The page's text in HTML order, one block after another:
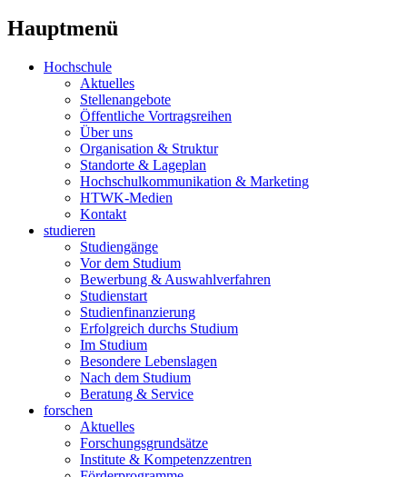
Hauptmenü
Hochschule
Aktuelles
Stellenangebote
Öffentliche Vortragsreihen
Über uns
Organisation & Struktur
Standorte & Lageplan
Hochschulkommunikation & Marketing
HTWK-Medien
Kontakt
studieren
Studiengänge
Vor dem Studium
Bewerbung & Auswahlverfahren
Studienstart
Studienfinanzierung
Erfolgreich durchs Studium
Im Studium
Besondere Lebenslagen
Nach dem Studium
Beratung & Service
forschen
Aktuelles
Forschungsgrundsätze
Institute & Kompetenzzentren